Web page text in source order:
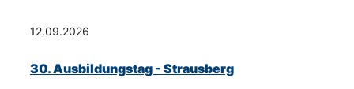
12.09.2026
30. Ausbildungstag - Strausberg